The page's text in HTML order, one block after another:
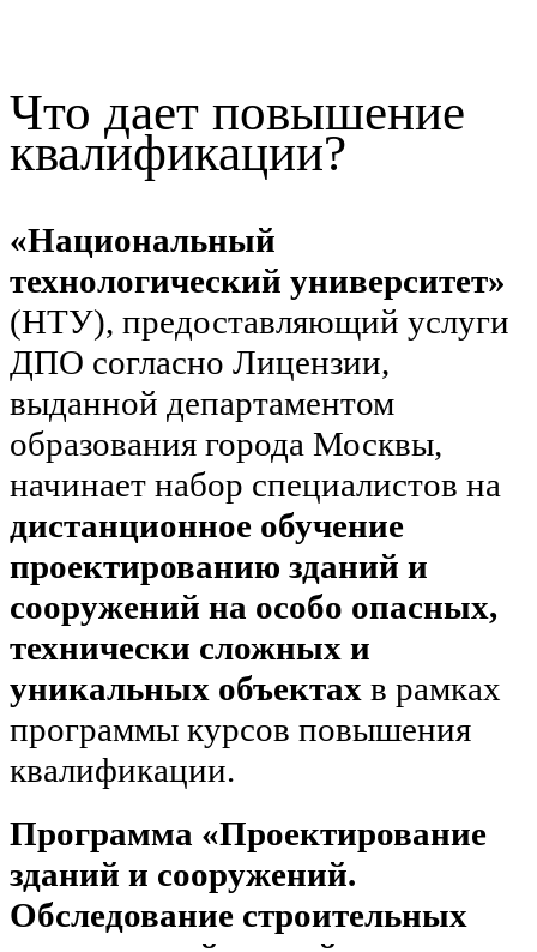
Что дает повышение
квалификации?
«Национальный
технологический университет»
(НТУ), предоставляющий услуги
ДПО согласно Лицензии,
выданной департаментом
образования города Москвы,
начинает набор специалистов на
дистанционное обучение
проектированию зданий и
сооружений на особо опасных,
технически сложных и
уникальных объектах в рамках
программы курсов повышения
квалификации.
Программа «Проектирование
зданий и сооружений.
Обследование строительных